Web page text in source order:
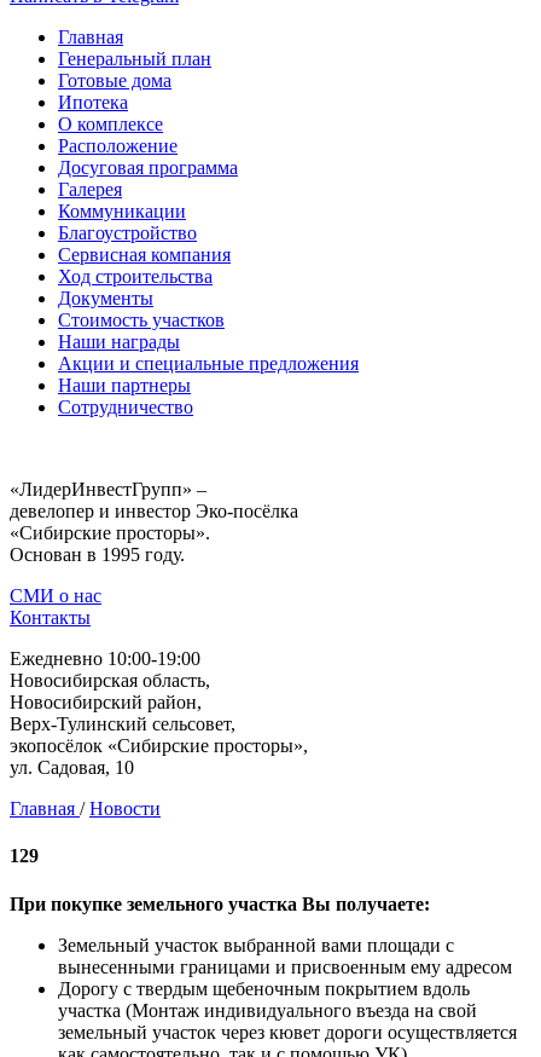
Главная
Генеральный план
Готовые дома
Ипотека
О комплексе
Расположение
Досуговая программа
Галерея
Коммуникации
Благоустройство
Сервисная компания
Ход строительства
Документы
Стоимость участков
Наши награды
Акции и специальные предложения
Наши партнеры
Сотрудничество
«ЛидерИнвестГрупп» –
девелопер и инвестор Эко-посёлка
«Сибирские просторы».
Основан в 1995 году.
СМИ о нас
Контакты
Ежедневно 10:00-19:00
Новосибирская область,
Новосибирский район,
Верх-Тулинский сельсовет,
экопосёлок «Сибирские просторы»,
ул. Садовая, 10
Главная / Новости
129
При покупке земельного участка Вы получаете:
Земельный участок выбранной вами площади с
вынесенными границами и присвоенным ему адресом
Дорогу с твердым щебеночным покрытием вдоль
участка (Монтаж индивидуального въезда на свой
земельный участок через кювет дороги осуществляется